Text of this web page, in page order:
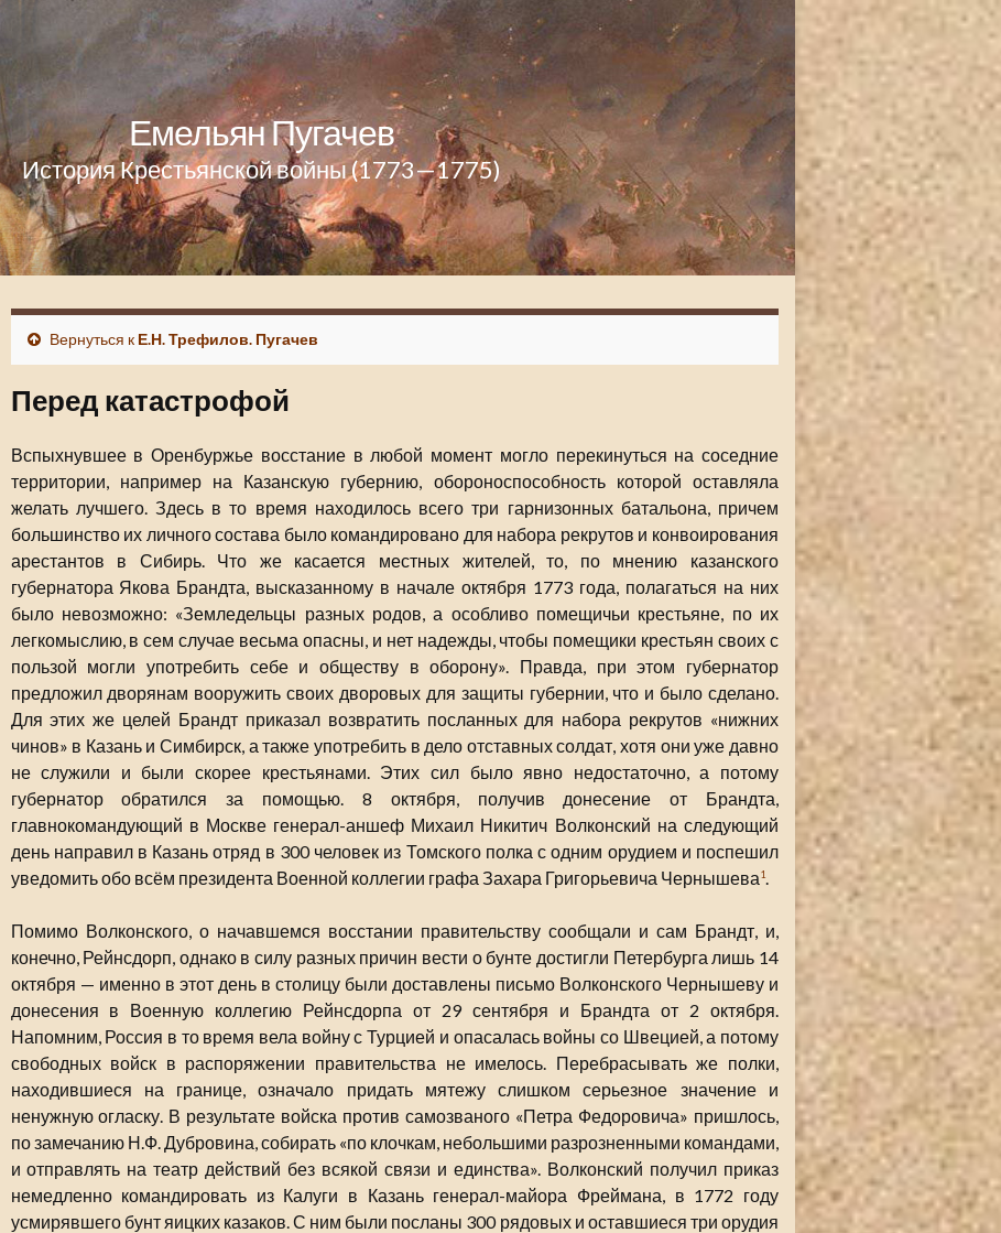
Емельян Пугачев
История Крестьянской войны (1773—1775)
Вернуться к Е.Н. Трефилов. Пугачев
Перед катастрофой
Вспыхнувшее в Оренбуржье восстание в любой момент могло перекинуться на соседние
территории, например на Казанскую губернию, обороноспособность которой оставляла
желать лучшего. Здесь в то время находилось всего три гарнизонных батальона, причем
большинство их личного состава было командировано для набора рекрутов и конвоирования
арестантов в Сибирь. Что же касается местных жителей, то, по мнению казанского
губернатора Якова Брандта, высказанному в начале октября 1773 года, полагаться на них
было невозможно: «Земледельцы разных родов, а особливо помещичьи крестьяне, по их
легкомыслию, в сем случае весьма опасны, и нет надежды, чтобы помещики крестьян своих с
пользой могли употребить себе и обществу в оборону». Правда, при этом губернатор
предложил дворянам вооружить своих дворовых для защиты губернии, что и было сделано.
Для этих же целей Брандт приказал возвратить посланных для набора рекрутов «нижних
чинов» в Казань и Симбирск, а также употребить в дело отставных солдат, хотя они уже давно
не служили и были скорее крестьянами. Этих сил было явно недостаточно, а потому
губернатор обратился за помощью. 8 октября, получив донесение от Брандта,
главнокомандующий в Москве генерал-аншеф Михаил Никитич Волконский на следующий
день направил в Казань отряд в 300 человек из Томского полка с одним орудием и поспешил
уведомить обо всём президента Военной коллегии графа Захара Григорьевича Чернышева1.
Помимо Волконского, о начавшемся восстании правительству сообщали и сам Брандт, и,
конечно, Рейнсдорп, однако в силу разных причин вести о бунте достигли Петербурга лишь 14
октября — именно в этот день в столицу были доставлены письмо Волконского Чернышеву и
донесения в Военную коллегию Рейнсдорпа от 29 сентября и Брандта от 2 октября.
Напомним, Россия в то время вела войну с Турцией и опасалась войны со Швецией, а потому
свободных войск в распоряжении правительства не имелось. Перебрасывать же полки,
находившиеся на границе, означало придать мятежу слишком серьезное значение и
ненужную огласку. В результате войска против самозваного «Петра Федоровича» пришлось,
по замечанию Н.Ф. Дубровина, собирать «по клочкам, небольшими разрозненными командами,
и отправлять на театр действий без всякой связи и единства». Волконский получил приказ
немедленно командировать из Калуги в Казань генерал-майора Фреймана, в 1772 году
усмирявшего бунт яицких казаков. С ним были посланы 300 рядовых и оставшиеся три орудия